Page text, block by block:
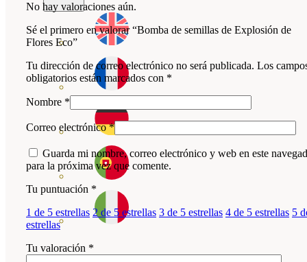
No hay valoraciones aún.
Sé el primero en valorar “Bomba de semillas de Explosión de
Flores Eco”
Tu dirección de correo electrónico no será publicada. Los
obligatorios están marcados con *
Nombre *
Correo electrónico*
Guarda mi nombre, correo electrónico y web en este
para la próxima vez que comente.
Tu puntuación *
1 de 5 estrellas 2 de 5 estrellas 3 de 5 estrellas 4 de 5 estrellas 5
estrellas
Tu valoración *